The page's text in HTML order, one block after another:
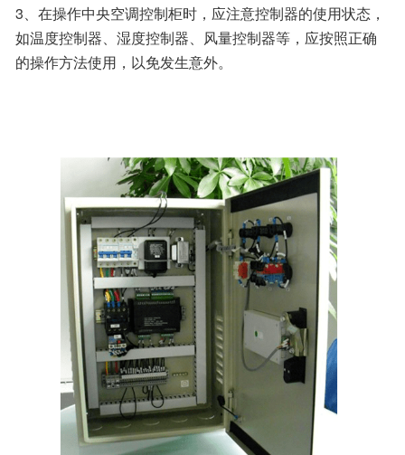
3、在操作中央空调控制柜时，应注意控制器的使用状态，
如温度控制器、湿度控制器、风量控制器等，应按照正确
的操作方法使用，以免发生意外。